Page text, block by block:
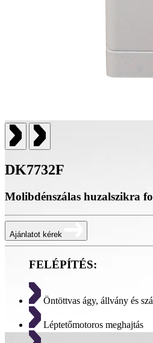
DK7732F
Molibdénszálas huzalszikra
Ajánlatot kérek
FELÉPÍTÉS:
Öntöttvas ágy, állvány és
Léptetőmotoros meghajtás